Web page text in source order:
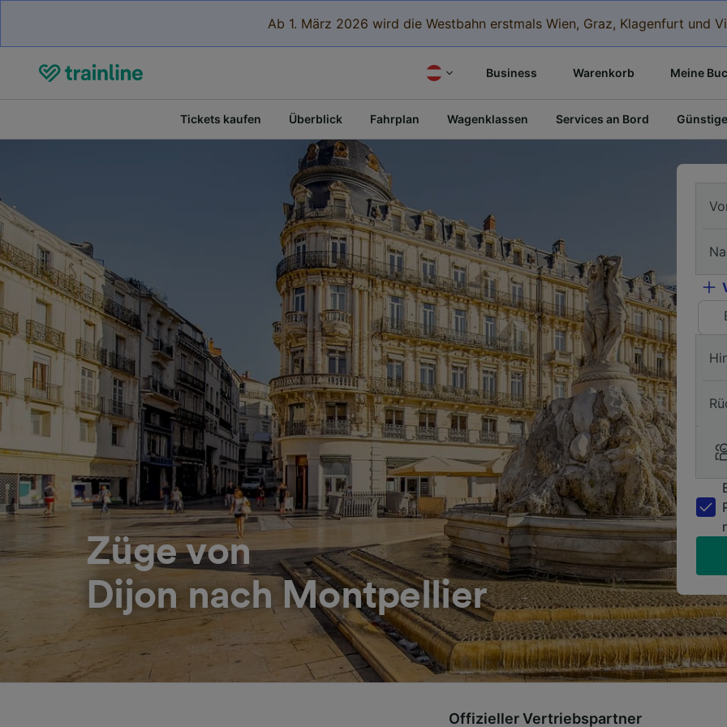
Ab 1. März 2026 wird die Westbahn erstmals Wien, Graz, Klagenfurt und
Business Warenkorb Meine
Tickets kaufen Überblick Fahrplan Wagenklassen Services an Bord
Züge von
Dijon nach Montpellier
Offizieller Vertriebspartner